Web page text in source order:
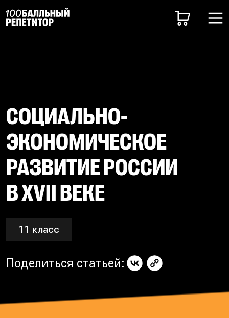
СОЦИАЛЬНО-
ЭКОНОМИЧЕСКОЕ
РАЗВИТИЕ РОССИИ
В XVII ВЕКЕ
11 класс
Поделиться статьей: